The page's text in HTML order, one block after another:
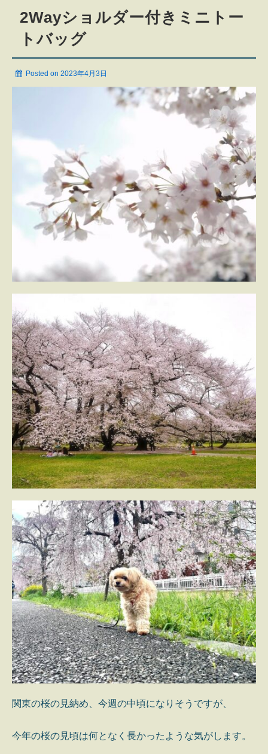
2Wayショルダー付きミニトー
トバッグ
Posted on 2023年4月3日
関東の桜の見納め、今週の中頃になりそうですが、
今年の桜の見頃は何となく長かったような気がします。